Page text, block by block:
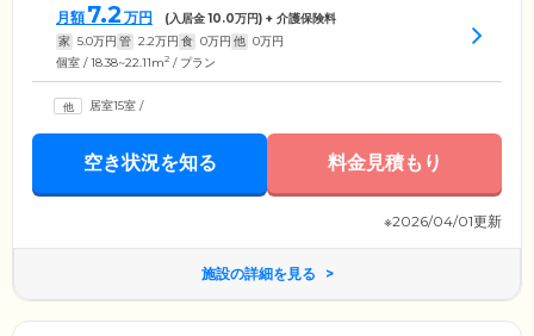
月額 7.2 万円 (入居金10.0万円) + 介護保険料
家 5.0万円 管 2.2万円 食 0万円 他 0万円
個室 / 18.38~22.11m2 / プラン
居室15室 /
空き状況を知る 料金見積もり
※2026/04/01更新
施設の詳細を見る